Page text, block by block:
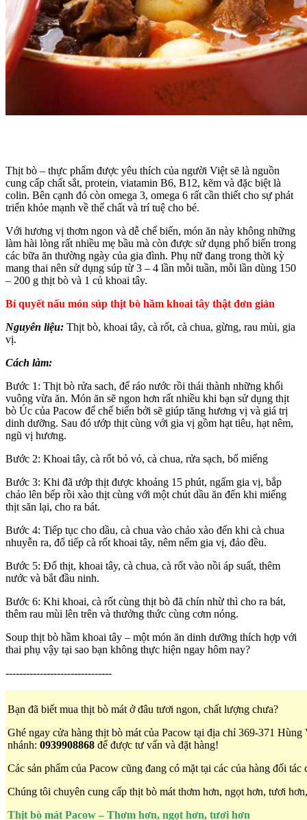
Thịt bò – thực phẩm được yêu thích của người Việt sẽ là nguồn
cung cấp chất sắt, protein, viatamin B6, B12, kẽm và đặc biệt là
colin. Bên cạnh đó còn omega 3, omega 6 rất cần thiết cho sự phát
triển khỏe mạnh về thể chất và trí tuệ cho bé.
Với hương vị thơm ngon và dễ chế biến, món ăn này không những
làm hài lòng rất nhiều mẹ bầu mà còn được sử dụng phổ biến trong
các bữa ăn thường ngày của gia đình. Phụ nữ đang trong thời kỳ
mang thai nên sử dụng súp từ 3 – 4 lần mỗi tuần, mỗi lần dùng 150
– 200 g thịt bò và 1 củ khoai tây.
Bí quyết nấu món súp thịt bò hầm khoai tây thật đơn giản
Nguyên liệu: Thịt bò, khoai tây, cà rốt, cà chua, gừng, rau mùi, gia
vị.
Cách làm:
Bước 1: Thịt bò rửa sach, để ráo nước rồi thái thành những khối
vuông vừa ăn. Món ăn sẽ ngon hơn rất nhiều khi bạn sử dụng thịt
bò Úc của Pacow để chế biến bởi sẽ giúp tăng hương vị và giá trị
dinh dưỡng. Sau đó ướp thịt cùng với gia vị gồm hạt tiêu, hạt nêm,
ngũ vị hương.
Bước 2: Khoai tây, cà rốt bỏ vỏ, cà chua, rửa sạch, bổ miếng
Bước 3: Khi đã ướp thịt được khoảng 15 phút, ngấm gia vị, bắp
chảo lên bếp rồi xào thịt cùng với một chút dầu ăn đến khi miếng
thịt săn lại, cho ra bát.
Bước 4: Tiếp tục cho dầu, cà chua vào chảo xào đến khi cà chua
nhuyễn ra, đổ tiếp cà rốt khoai tây, nêm nếm gia vị, đảo đều.
Bước 5: Đổ thịt, khoai tây, cà chua, cà rốt vào nồi áp suất, thêm
nước và bắt đầu ninh.
Bước 6: Khi khoai, cà rốt cùng thịt bò đã chín nhừ thì cho ra bát,
thêm rau mùi lên trên và thưởng thức cùng cơm nóng.
Soup thịt bò hầm khoai tây – một món ăn dinh dưỡng thích hợp với
thai phụ vậy tại sao bạn không thực hiện ngay hôm nay?
-------------------------------
Bạn đã biết mua thịt bò mát ở đâu tươi ngon, chất lượng chưa?
Ghé ngay cửa hàng thịt bò mát của Pacow tại địa chỉ 369-371
nhánh: 0939908868 để được tư vấn và đặt hàng!
Các sản phẩm của Pacow cũng đang có mặt tại các của hàng đối
Chúng tôi chuyên cung cấp thịt bò mát thơm hơn, ngọt hơn, tươi
Thịt bò mát Pacow – Thơm hơn, ngọt hơn, tươi hơn